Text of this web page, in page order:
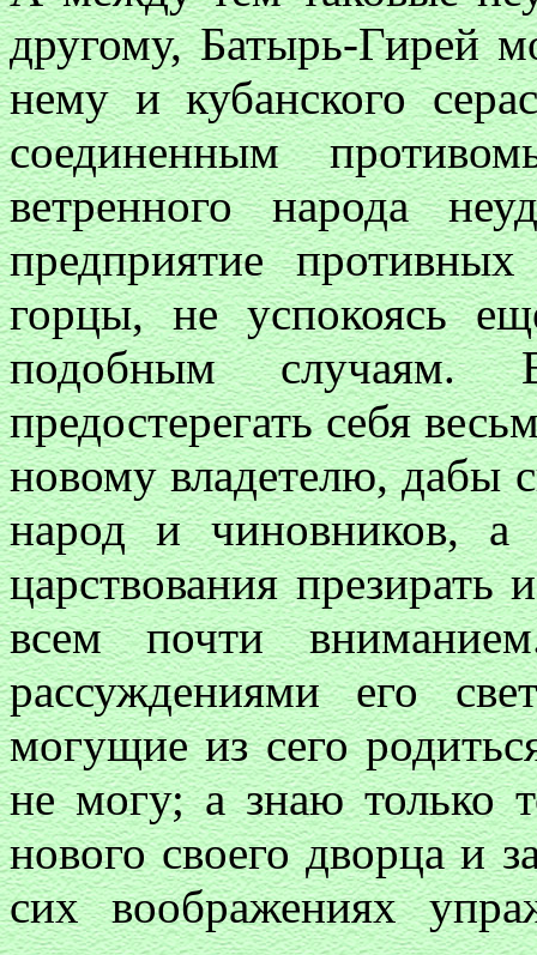
другому, Батырь-Гирей
нему и кубанского
соединенным
ветренного народа
предприятие
горцы, не успокоясь
подобным случаям.
предостерегать себя
новому владетелю, дабы
народ и чиновников,
царствования презирать
всем почти
рассуждениями его
могущие из сего
не могу; а знаю только
нового своего дворца и
сих воображениях